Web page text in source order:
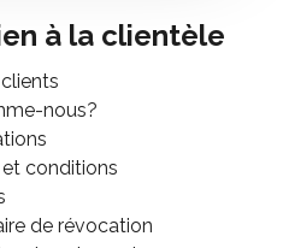
à la clientèle
nous?
et conditions
de révocation